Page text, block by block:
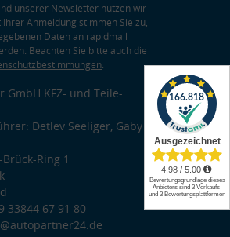
unserer Newsletter nutzen wir
Anmeldung stimmen Sie zu,
Daten an rapidmail
Beachten Sie bitte auch die
.
GmbH KFZ- und Teile-
Detlev Seeliger, Gaby
Ring 1
33844 67 91 80